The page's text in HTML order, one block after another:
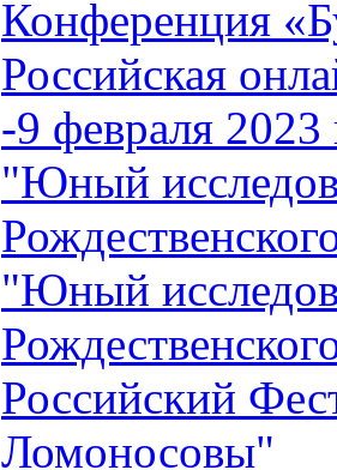
Конференция
Российская
-9 февраля 2023
"Юный
"Юный
Российский
Ломоносовы"